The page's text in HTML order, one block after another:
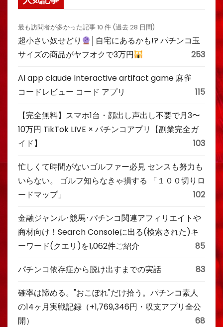
最も訪問者が多かった記事 10 件 (過去 28 日間)
超小さい奴せどり
│自宅にあるかも!? パチンコ玉
サイズの商品がヤフオクで3万円
253
AI app claude Interactive artifact game 麻雀
コードレビュー コード アプリ
115
【完全無料】スマホ1台・顔出し声出し不要で月3〜
10万円 TikTok LIVE × パチンコアプリ【副業完全ガ
イド】
103
忙しくて時間がないゴルファー必見 センスも努力も
いらない。 ゴルフ知らなきゃ損する 「１００切りロ
ードマップ」
102
金融ジャンル･競馬･パチンコ関連アフィリエイトや
商材向け！Search Consoleに出る(検索された)キ
ーワード(クエリ)を1,062件ご紹介
85
パチンコ依存症から脱け出すまでの実話 83
確率は諦める。"おこぼれ"だけ拾う。パチンコ素人
の14ヶ月実戦記録（+1,769,346円・収支アプリ全公
開）
68